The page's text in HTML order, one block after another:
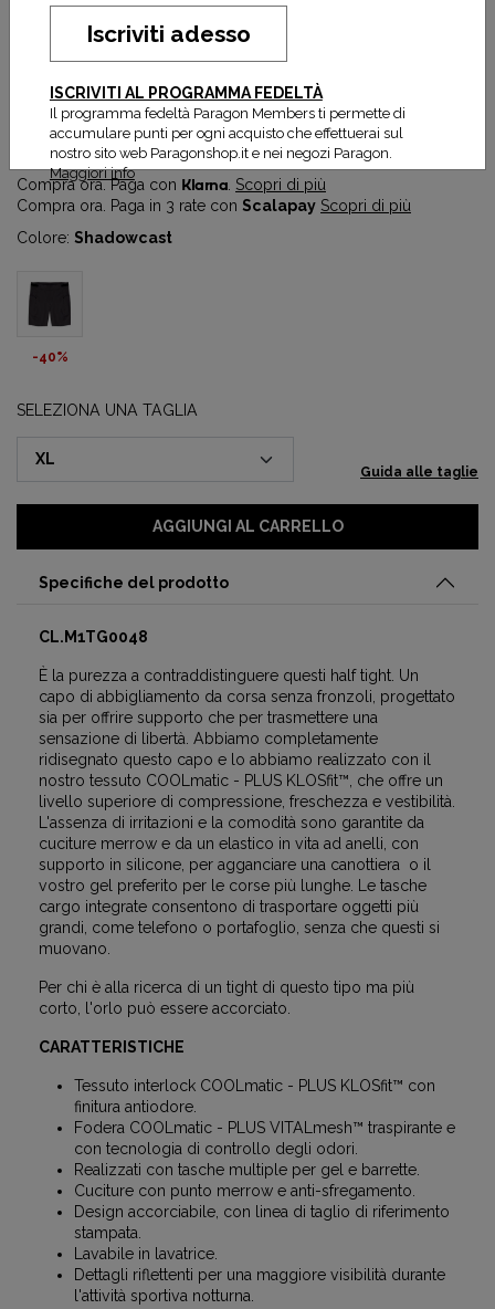
Men's FST Tight Short 8''
65,40 € 109,00 €
Prezzo più basso degli ultimi 30 gg:65,40 €
Compra ora. Paga con Klarna Scopri di più
Compra ora. Paga in 3 rate con Scalapay Scopri di più
Colore: Shadowcast
-40%
SELEZIONA UNA TAGLIA
Guida alle taglie
AGGIUNGI AL CARRELLO
Specifiche del prodotto
CL.M1TG0048
È la purezza a contraddistinguere questi half tight. Un
capo di abbigliamento da corsa senza fronzoli, progettato
sia per offrire supporto che per trasmettere una
sensazione di libertà. Abbiamo completamente
ridisegnato questo capo e lo abbiamo realizzato con il
nostro tessuto COOLmatic - PLUS KLOSfit™, che offre un
livello superiore di compressione, freschezza e vestibilità.
L'assenza di irritazioni e la comodità sono garantite da
cuciture merrow e da un elastico in vita ad anelli, con
supporto in silicone, per agganciare una canottiera o il
vostro gel preferito per le corse più lunghe. Le tasche
cargo integrate consentono di trasportare oggetti più
grandi, come telefono o portafoglio, senza che questi si
muovano.
Per chi è alla ricerca di un tight di questo tipo ma più
corto, l'orlo può essere accorciato.
CARATTERISTICHE
Tessuto interlock COOLmatic - PLUS KLOSfit™ con
finitura antiodore.
Fodera COOLmatic - PLUS VITALmesh™ traspirante e
con tecnologia di controllo degli odori.
Realizzati con tasche multiple per gel e barrette.
Cuciture con punto merrow e anti-sfregamento.
Design accorciabile, con linea di taglio di riferimento
stampata.
Lavabile in lavatrice.
Dettagli riflettenti per una maggiore visibilità durante
l'attività sportiva notturna.
Iscriviti adesso
ISCRIVITI AL PROGRAMMA FEDELTÀ
Il programma fedeltà Paragon Members ti permette di
accumulare punti per ogni acquisto che effettuerai sul
nostro sito web Paragonshop.it e nei negozi Paragon.
Maggiori info